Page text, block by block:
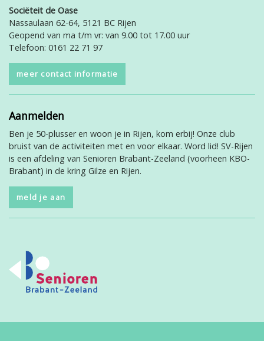
Sociëteit de Oase
Nassaulaan 62-64, 5121 BC Rijen
Geopend van ma t/m vr: van 9.00 tot 17.00 uur
Telefoon: 0161 22 71 97
meer contact informatie
Aanmelden
Ben je 50-plusser en woon je in Rijen, kom erbij! Onze club
bruist van de activiteiten met en voor elkaar. Word lid! SV-Rijen
is een afdeling van Senioren Brabant-Zeeland (voorheen KBO-
Brabant) in de kring Gilze en Rijen.
meld je aan